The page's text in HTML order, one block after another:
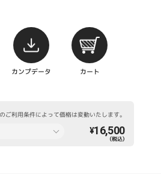
カンプデータ カート
ご利用条件によって価格は変動いたします。
¥16,500
（税込）